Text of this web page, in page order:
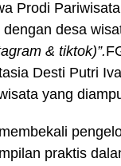
Prodi Pariwisata
desa
& tiktok)”.
Desti Putri
yang
praktis